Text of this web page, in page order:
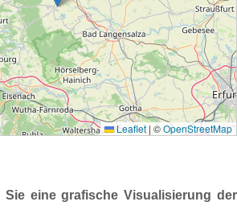
Sie eine grafische Visualisierung der